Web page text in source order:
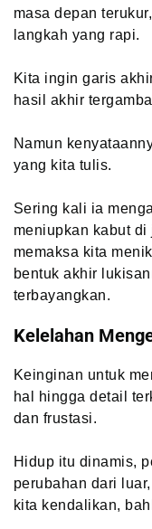
masa depan
langkah yang rapi.
Kita ingin garis
hasil akhir
Namun
yang kita tulis.
Sering kali ia
meniupkan kabut
memaksa kita
bentuk akhir
terbayangkan.
Kelelahan
Keinginan untuk
hal hingga detail
dan frustasi.
Hidup itu dinamis,
perubahan dari
kita kendalikan,